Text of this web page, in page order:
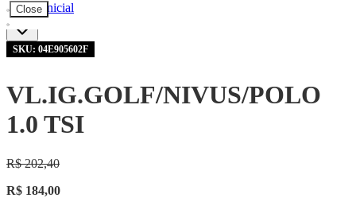
Close
Página inicial
SKU: 04E905602F
VL.IG.GOLF/NIVUS/POLO
1.0 TSI
R$ 202,40
R$ 184,00